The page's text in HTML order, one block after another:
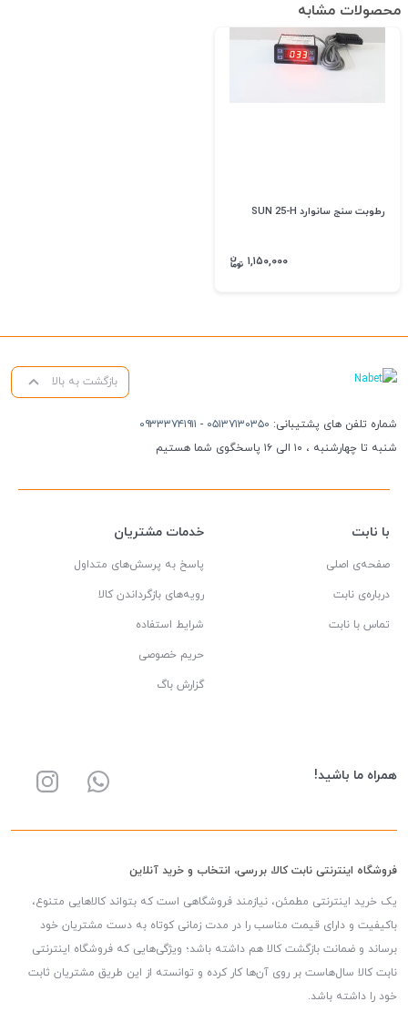
محصولات مشابه
رطوبت سنج سانوارد SUN 25-H
۱,۱۵۰,۰۰۰
بازگشت به بالا
شماره تلفن های پشتیبانی: ۰۵۱۳۷۱۳۰۳۵۰ - ۰۹۳۳۳۷۴۱۹۱۱
شنبه تا چهارشنبه ، ۱۰ الی ۱۶ پاسخگوی شما هستیم
با نابت
صفحه‌ی اصلی
درباره‌ی نابت
تماس با نابت
خدمات مشتریان
پاسخ به پرسش‌های متداول
رویه‌های بازگرداندن کالا
شرایط استفاده
حریم خصوصی
گزارش باگ
همراه ما باشید!
فروشگاه اینترنتی نابت کالا، بررسی، انتخاب و خرید آنلاین
یک خرید اینترنتی مطمئن، نیازمند فروشگاهی است که بتواند کالاهایی متنوع،
باکیفیت و دارای قیمت مناسب را در مدت زمانی کوتاه به دست مشتریان خود
برساند و ضمانت بازگشت کالا هم داشته باشد؛ ویژگی‌هایی که فروشگاه اینترنتی
نابت کالا سال‌هاست بر روی آن‌ها کار کرده و توانسته از این طریق مشتریان ثابت
خود را داشته باشد.